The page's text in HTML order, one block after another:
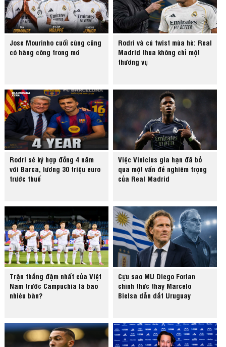
Jose Mourinho cuối cùng cũng
có hàng công trong mơ
Rodri và cú twist mùa hè: Real
Madrid thua không chỉ một
thương vụ
Rodri sẽ ký hợp đồng 4 năm
với Barca, lương 30 triệu euro
trước thuế
Việc Vinicius gia hạn đã bỏ
qua một vấn đề nghiêm trọng
của Real Madrid
Trận thắng đậm nhất của Việt
Nam trước Campuchia là bao
nhiêu bàn?
Cựu sao MU Diego Forlan
chính thức thay Marcelo
Bielsa dẫn dắt Uruguay